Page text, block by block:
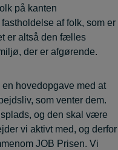
på kanten
af folk, som er
er altså den fælles
der er afgørende.
hovedopgave med at
som venter dem.
og den skal være
vi aktivt med, og derfor
JOB Prisen. Vi